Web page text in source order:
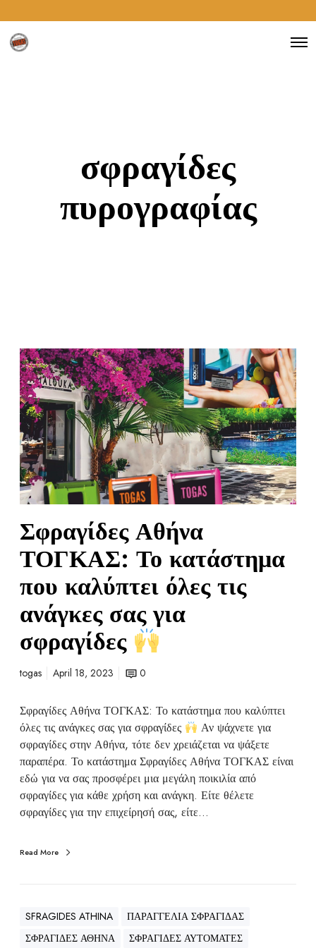
σφραγίδες
πυρογραφίας
Σφραγίδες Αθήνα
ΤΟΓΚΑΣ: Το κατάστημα
που καλύπτει όλες τις
ανάγκες σας για
σφραγίδες
togas April 18, 2023 0
Σφραγίδες Αθήνα ΤΟΓΚΑΣ: Το κατάστημα που καλύπτει
όλες τις ανάγκες σας για σφραγίδες
Αν ψάχνετε για
σφραγίδες στην Αθήνα, τότε δεν χρειάζεται να ψάξετε
παραπέρα. Το κατάστημα Σφραγίδες Αθήνα ΤΟΓΚΑΣ είναι
εδώ για να σας προσφέρει μια μεγάλη ποικιλία από
σφραγίδες για κάθε χρήση και ανάγκη. Είτε θέλετε
σφραγίδες για την επιχείρησή σας, είτε…
Read More
SFRAGIDES ATHINA
ΠΑΡΑΓΓΕΛΙΑ ΣΦΡΑΓΙΔΑΣ
ΣΦΡΑΓΙΔΕΣ ΑΘΗΝΑ
ΣΦΡΑΓΙΔΕΣ ΑΥΤΟΜΑΤΕΣ